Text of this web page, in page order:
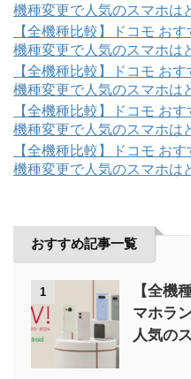
機種変更で人気のスマホは
【全機種比較】ドコモ お
機種変更で人気のスマホは
【全機種比較】ドコモ お
機種変更で人気のスマホは
【全機種比較】ドコモ お
機種変更で人気のスマホは
【全機種比較】ドコモ お
機種変更で人気のスマホは
おすすめ記事一覧
1
【全機
マホラ
人気の